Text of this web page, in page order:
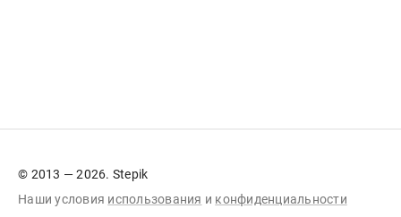
© 2013 — 2026. Stepik
Наши условия использования и конфиденциальности